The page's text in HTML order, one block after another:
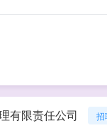
有限责任公司 招